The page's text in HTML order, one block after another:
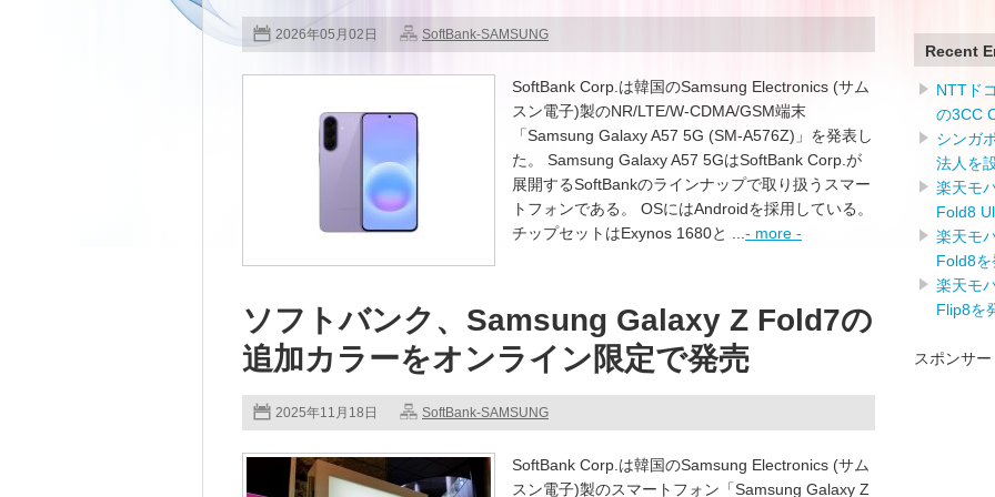
2026年05月02日 SoftBank-SAMSUNG
SoftBank Corp.は韓国のSamsung Electronics (サム
スン電子)製のNR/LTE/W-CDMA/GSM端末
「Samsung Galaxy A57 5G (SM-A576Z)」を発表し
た。 Samsung Galaxy A57 5GはSoftBank Corp.が
展開するSoftBankのラインナップで取り扱うスマー
トフォンである。 OSにはAndroidを採用している。
チップセットはExynos 1680と ... - more -
ソフトバンク、Samsung Galaxy Z Fold7の
追加カラーをオンライン限定で発売
2025年11月18日 SoftBank-SAMSUNG
SoftBank Corp.は韓国のSamsung Electronics (サム
スン電子)製のスマートフォン「Samsung Galaxy Z
Recent
NTTド
の3CC
シンガ
法人を
楽天モ
Fold8
楽天モ
Fold8を
楽天モ
Flip8を
スポンサ